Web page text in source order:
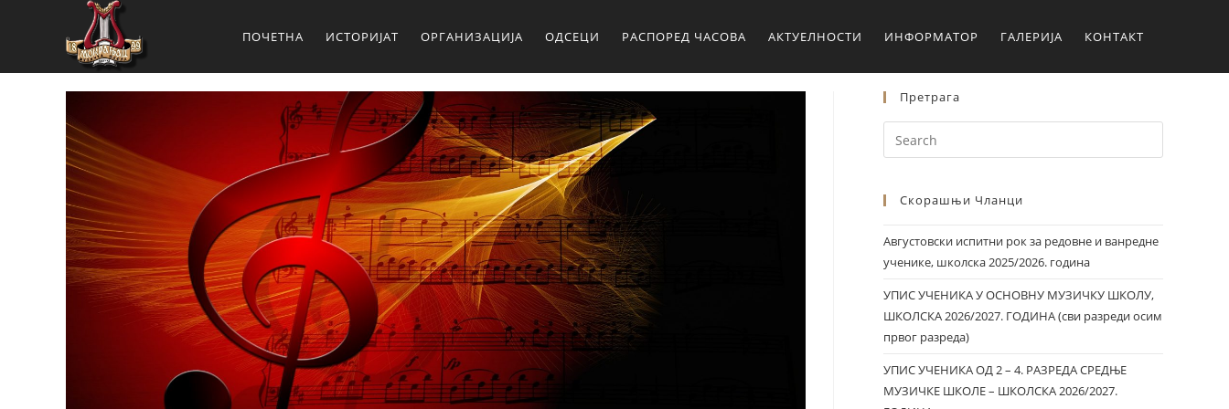
ПОЧЕТНА ИСТОРИЈАТ ОРГАНИЗАЦИЈА ОДСЕЦИ РАСПОРЕД ЧАСОВА АКТУЕЛНОСТИ ИНФОРМАТОР ГАЛЕРИЈА КОНТАКТ
Претрага
Скорашњи Чланци
Августовски испитни рок за редовне и ванредне
ученике, школска 2025/2026. година
УПИС УЧЕНИКА У ОСНОВНУ МУЗИЧКУ ШКОЛУ,
ШКОЛСКА 2026/2027. ГОДИНА (сви разреди осим
првог разреда)
УПИС УЧЕНИКА ОД 2 – 4. РАЗРЕДА СРЕДЊЕ
МУЗИЧКЕ ШКОЛЕ – ШКОЛСКА 2026/2027.